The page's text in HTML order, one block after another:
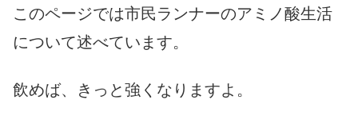
このページでは市民ランナーのアミノ酸生活
について述べています。
飲めば、きっと強くなりますよ。